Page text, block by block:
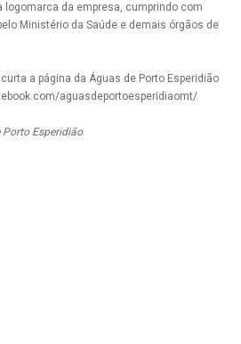
da empresa, cumprindo com
Ministério da Saúde e demais órgãos de
a página da Águas de Porto Esperidião
aguasdeportoesperidiaomt/
Esperidião